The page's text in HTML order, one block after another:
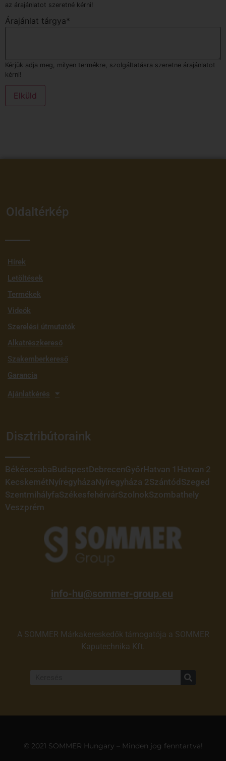
az árajánlatot szeretné kérni!
Árajánlat tárgya*
Kérjük adja meg, milyen termékre, szolgáltatásra szeretne árajánlatot
kérni!
Elküld
Oldaltérkép
Hírek
Letöltések
Termékek
Videók
Szerelési útmutatók
Alkatrészkereső
Szakemberkereső
Garancia
Ajánlatkérés
Disztribútoraink
BékéscsabaBudapestDebrecenGyőrHatvan 1 Hatvan 2
KecskemétNyíregyházaNyíregyháza 2Szántód Szeged
SzentmihályfaSzékesfehérvárSzolnokSzombathely
Veszprém
info-hu@sommer-group.eu
A SOMMER Márkakereskedők támogatója a SOMMER
Kaputechnika Kft.
© 2021 SOMMER Hungary – Minden jog fenntartva!